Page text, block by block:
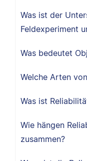
Was ist der
Feldexperiment
Was bedeutet
Welche Arten
Was ist
Wie hängen
zusammen?